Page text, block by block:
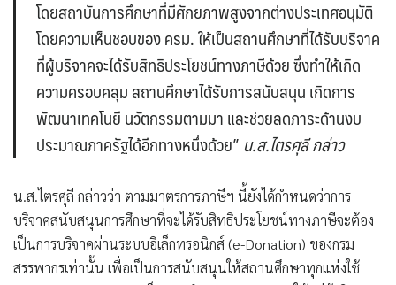
โดยสถาบันการศึกษาที่มีศักยภาพสูงจากต่างประเทศอนุมัติ
โดยความเห็นชอบของ ครม. ให้เป็นสถานศึกษาที่ได้รับบริจาค
ที่ผู้บริจาคจะได้รับสิทธิประโยชน์ทางภาษีด้วย ซึ่งทำให้เกิด
ความครอบคลุม สถานศึกษาได้รับการสนับสนุน เกิดการ
พัฒนาเทคโนยี นวัตกรรมตามมา และช่วยลดภาระด้านงบ
ประมาณภาครัฐได้อีกทางหนึ่งด้วย” น.ส.ไตรศุลี กล่าว
น.ส.ไตรศุลี กล่าวว่า ตามมาตรการภาษีฯ นี้ยังได้กำหนดว่าการ
บริจาคสนับสนุนการศึกษาที่จะได้รับสิทธิประโยชน์ทางภาษีจะต้อง
เป็นการบริจาคผ่านระบบอิเล็กทรอนิกส์ (e-Donation) ของกรม
สรรพากรเท่านั้น เพื่อเป็นการสนับสนุนให้สถานศึกษาทุกแห่งใช้